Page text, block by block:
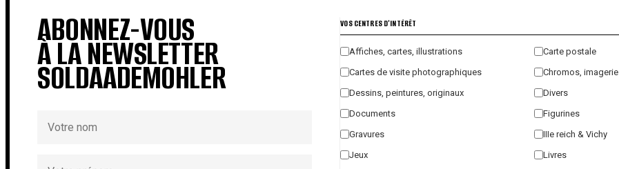
ABONNEZ-VOUS
À LA NEWSLETTER
SOLDAADEMOHLER
VOS CENTRES D'INTÉRÊT
Affiches, cartes, illustrations
Carte postale
Cartes de visite photographiques
Chromos, imagerie
Dessins, peintures, originaux
Divers
Documents
Figurines
Gravures
IIIe reich & Vichy
Jeux
Livres